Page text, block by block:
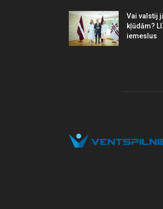
Vai valstij
kļūdām?
iemeslus